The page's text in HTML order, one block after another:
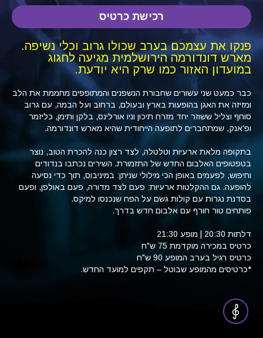
רכישת כרטיס
פנקו את עצמכם בערב שכולו גרוב וכלי נשיפה.
מארש דונדורמה הירושלמית מגיעה לחגוג
במועדון האזור כמו שרק היא יודעת.
כבר כמעט שני עשורים שחבורת הנשפנים והמתופפים מחממת את הלב
ומזיזה את האגן בהופעות בארץ ובעולם, ברחוב ועל הבמה, עם גרוב
סוחף וצליל ששוזר יחד מזרח תיכון וניו אורלינס, בלקן ותימן, כליזמר
ופ'אנק, שמתחברים לתופעה הייחודית שהיא מארש דונדורמה.
בתקופה מלאת ארעיות וטלטלה, לצד רצון כנה להכרת הטוב, נוצר
בטפטופים האלבום החדש של התזמורת. השירים נכתבו בנדודים
וחיפוש, לפעמים באופן הכי מילולי שניתן: במיניבוס, תוך כדי נסיעה
להופעה. גם ההקלטות ארעיות: פעם לצד מדורה, פעם באולפן, ופעם
בסדנת נגרות עם קולות גשם על הפח שנכנסו למיקס.
פותחים טור חורף עם אלבום חדש בדרך.
דלתות 20:30 | מופע 21:30
כרטיס במכירה מוקדמת 75 ש"ח
כרטיס רגיל בערב המופע 90 ש"ח
*כרטיסים מהמופע שבוטל – תקפים למועד החדש.